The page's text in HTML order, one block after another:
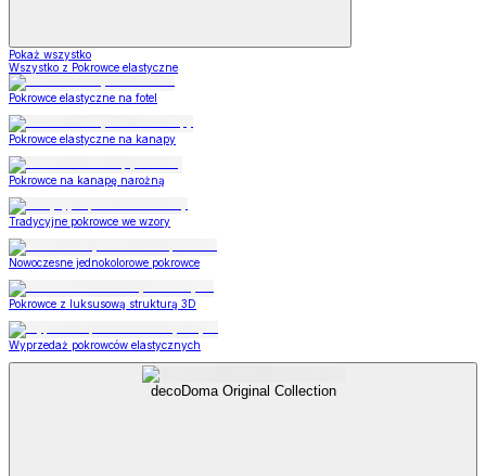
Pokaż wszystko
Wszystko z Pokrowce elastyczne
Pokrowce elastyczne na fotel
Pokrowce elastyczne na kanapy
Pokrowce na kanapę narożną
Tradycyjne pokrowce we wzory
Nowoczesne jednokolorowe pokrowce
Pokrowce z luksusową strukturą 3D
Wyprzedaż pokrowców elastycznych
decoDoma Original Collection